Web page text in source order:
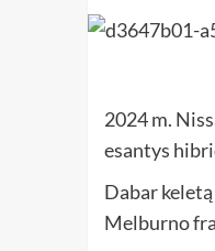
2024 m.
esantys
Dabar
Melburno